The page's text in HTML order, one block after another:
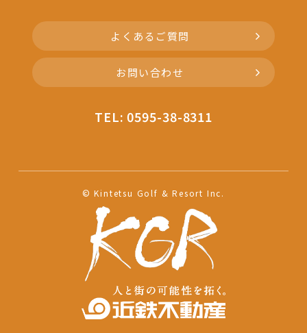
よくあるご質問
お問い合わせ
TEL: 0595-38-8311
© Kintetsu Golf & Resort Inc.